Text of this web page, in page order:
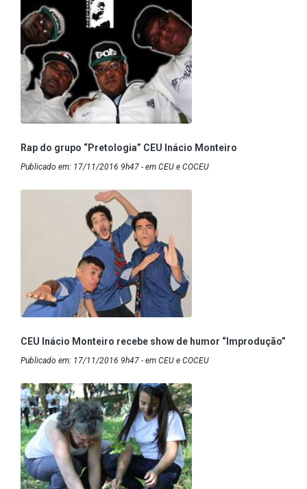
Rap do grupo “Pretologia” CEU Inácio Monteiro
Publicado em: 17/11/2016 9h47 - em CEU e COCEU
CEU Inácio Monteiro recebe show de humor “Improdução”
Publicado em: 17/11/2016 9h47 - em CEU e COCEU